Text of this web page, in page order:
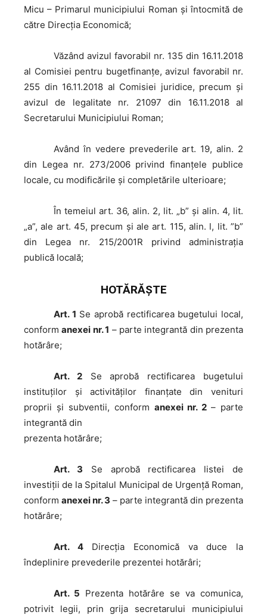
Micu – Primarul municipiului Roman şi întocmită de
către Direcţia Economică;
Văzând avizul favorabil nr. 135 din 16.11.2018
al Comisiei pentru bugetfinanţe, avizul favorabil nr.
255 din 16.11.2018 al Comisiei juridice, precum şi
avizul de legalitate nr. 21097 din 16.11.2018 al
Secretarului Municipiului Roman;
Având în vedere prevederile art. 19, alin. 2
din Legea nr. 273/2006 privind finanţele publice
locale, cu modificările şi completările ulterioare;
În temeiul art. 36, alin. 2, lit. „b” și alin. 4, lit.
„a”, ale art. 45, precum şi ale art. 115, alin. l, lit. ”b”
din Legea nr. 215/2001R privind administraţia
publică locală;
HOTĂRĂŞTE
Art. 1 Se aprobă rectificarea bugetului local,
conformanexei nr. 1 – parte integrantă din prezenta
hotărâre;
Art. 2Se aprobă rectificarea bugetului
instituților și activităților finanțate din venituri
proprii și subventii, conform anexei nr. 2– parte
integrantă din
prezenta hotărâre;
Art. 3 Se aprobă rectificarea listei de
investiții de la Spitalul Municipal de Urgență Roman,
conform anexei nr. 3 – parte integrantă din prezenta
hotărâre;
Art. 4Direcția Economică va duce la
îndeplinire prevederile prezentei hotărâri;
Art. 5 Prezenta hotărâre se va comunica,
potrivit legii, prin grija secretarului municipiului